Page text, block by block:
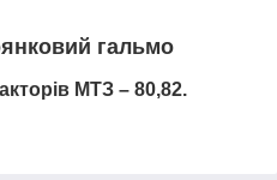
гальмо
МТЗ – 80,82.